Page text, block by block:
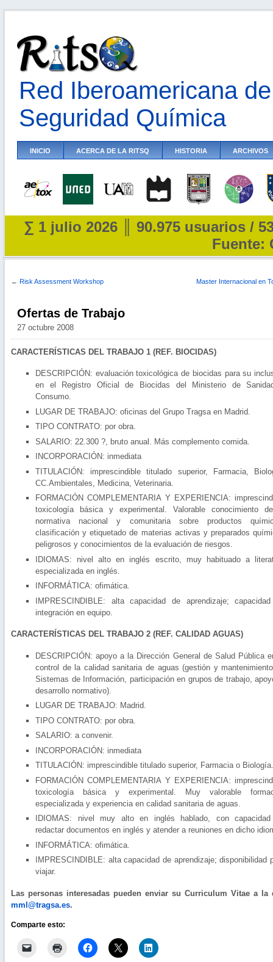
Red Iberoamericana
Seguridad Química
INICIO ACERCA DE LA RITSQ HISTORIA ARCHIVOS
∑ 1 julio 2026 ║ 90.975 usuarios /
Fuente:
← Risk Assessment Workshop Master Internacional en
Ofertas de Trabajo
27 octubre 2008
CARACTERÍSTICAS DEL TRABAJO 1 (REF. BIOCIDAS)
DESCRIPCIÓN: evaluación toxicológica de biocidas para su
en el Registro Oficial de Biocidas del Ministerio de
Consumo.
LUGAR DE TRABAJO: oficinas del Grupo Tragsa en Madrid.
TIPO CONTRATO: por obra.
SALARIO: 22.300 ?, bruto anual. Más complemento comida.
INCORPORACIÓN: inmediata
TITULACIÓN: imprescindible titulado superior, Farmacia,
CC.Ambientales, Medicina, Veterinaria.
FORMACIÓN COMPLEMENTARIA Y EXPERIENCIA:
toxicología básica y experimental. Valorable conocimiento
normativa nacional y comunitaria sobre productos
clasificación y etiquetado de materias activas y preparados
peligrosos y conocimientos de la evaluación de riesgos.
IDIOMAS: nivel alto en inglés escrito, muy habituado a
especializada en inglés.
INFORMÁTICA: ofimática.
IMPRESCINDIBLE: alta capacidad de aprendizaje;
integración en equipo.
CARACTERÍSTICAS DEL TRABAJO 2 (REF. CALIDAD AGUAS)
DESCRIPCIÓN: apoyo a la Dirección General de Salud Pública
control de la calidad sanitaria de aguas (gestión y
Sistemas de Información, participación en grupos de trabajo,
desarrollo normativo).
LUGAR DE TRABAJO: Madrid.
TIPO CONTRATO: por obra.
SALARIO: a convenir.
INCORPORACIÓN: inmediata
TITULACIÓN: imprescindible titulado superior, Farmacia o Biología.
FORMACIÓN COMPLEMENTARIA Y EXPERIENCIA:
toxicología básica y experimental. Muy valorable
especializada y experiencia en calidad sanitaria de aguas.
IDIOMAS: nivel muy alto en inglés hablado, con
redactar documentos en inglés y atender a reuniones en dicho
INFORMÁTICA: ofimática.
IMPRESCINDIBLE: alta capacidad de aprendizaje; disponibilidad
viajar.
Las personas interesadas pueden enviar su Curriculum Vitae a la
mml@tragsa.es.
Comparte esto: